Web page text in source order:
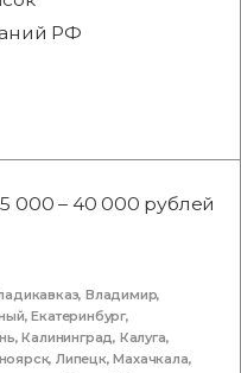
РФ
000 – 40 000 рублей
,Владимир,
,Екатеринбург,
,Калининград, Калуга,
,Липецк,Махачкала,